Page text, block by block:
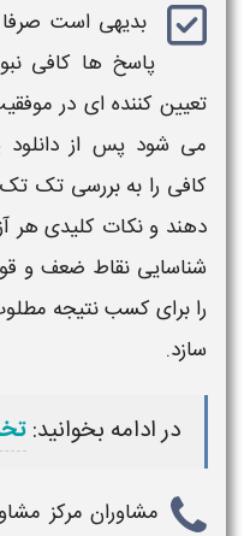
بدیهی است صرفا
پاسخ‌ ها کافی
تعیین‌ کننده‌ ای در
می‌ شود پس از
کافی را به بررسی تک تک
دهند و نکات کلیدی هر
شناسایی نقاط ضعف و
را برای کسب نتیجه
سازد.
در ادامه بخوانید:
مشاوران مرکز